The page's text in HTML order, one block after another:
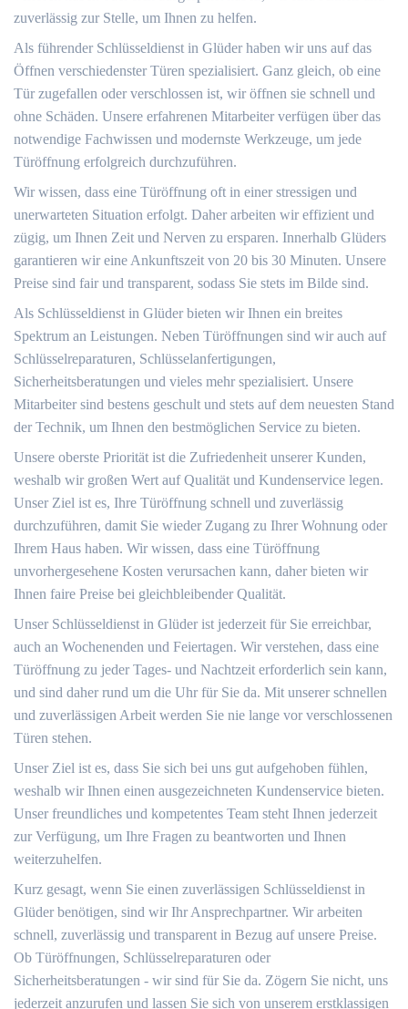
zuverlässig zur Stelle, um Ihnen zu helfen.
Als führender Schlüsseldienst in Glüder haben wir uns auf das
Öffnen verschiedenster Türen spezialisiert. Ganz gleich, ob eine
Tür zugefallen oder verschlossen ist, wir öffnen sie schnell und
ohne Schäden. Unsere erfahrenen Mitarbeiter verfügen über das
notwendige Fachwissen und modernste Werkzeuge, um jede
Türöffnung erfolgreich durchzuführen.
Wir wissen, dass eine Türöffnung oft in einer stressigen und
unerwarteten Situation erfolgt. Daher arbeiten wir effizient und
zügig, um Ihnen Zeit und Nerven zu ersparen. Innerhalb Glüders
garantieren wir eine Ankunftszeit von 20 bis 30 Minuten. Unsere
Preise sind fair und transparent, sodass Sie stets im Bilde sind.
Als Schlüsseldienst in Glüder bieten wir Ihnen ein breites
Spektrum an Leistungen. Neben Türöffnungen sind wir auch auf
Schlüsselreparaturen, Schlüsselanfertigungen,
Sicherheitsberatungen und vieles mehr spezialisiert. Unsere
Mitarbeiter sind bestens geschult und stets auf dem neuesten Stand
der Technik, um Ihnen den bestmöglichen Service zu bieten.
Unsere oberste Priorität ist die Zufriedenheit unserer Kunden,
weshalb wir großen Wert auf Qualität und Kundenservice legen.
Unser Ziel ist es, Ihre Türöffnung schnell und zuverlässig
durchzuführen, damit Sie wieder Zugang zu Ihrer Wohnung oder
Ihrem Haus haben. Wir wissen, dass eine Türöffnung
unvorhergesehene Kosten verursachen kann, daher bieten wir
Ihnen faire Preise bei gleichbleibender Qualität.
Unser Schlüsseldienst in Glüder ist jederzeit für Sie erreichbar,
auch an Wochenenden und Feiertagen. Wir verstehen, dass eine
Türöffnung zu jeder Tages- und Nachtzeit erforderlich sein kann,
und sind daher rund um die Uhr für Sie da. Mit unserer schnellen
und zuverlässigen Arbeit werden Sie nie lange vor verschlossenen
Türen stehen.
Unser Ziel ist es, dass Sie sich bei uns gut aufgehoben fühlen,
weshalb wir Ihnen einen ausgezeichneten Kundenservice bieten.
Unser freundliches und kompetentes Team steht Ihnen jederzeit
zur Verfügung, um Ihre Fragen zu beantworten und Ihnen
weiterzuhelfen.
Kurz gesagt, wenn Sie einen zuverlässigen Schlüsseldienst in
Glüder benötigen, sind wir Ihr Ansprechpartner. Wir arbeiten
schnell, zuverlässig und transparent in Bezug auf unsere Preise.
Ob Türöffnungen, Schlüsselreparaturen oder
Sicherheitsberatungen - wir sind für Sie da. Zögern Sie nicht, uns
jederzeit anzurufen und lassen Sie sich von unserem erstklassigen